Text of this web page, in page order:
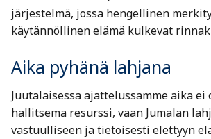
järjestelmä, jossa hengellinen
käytännöllinen elämä kulkevat
Aika pyhänä lahjana
Juutalaisessa ajattelussamme aika
hallitsema resurssi, vaan Jumalan
vastuulliseen ja tietoisesti elettyyn